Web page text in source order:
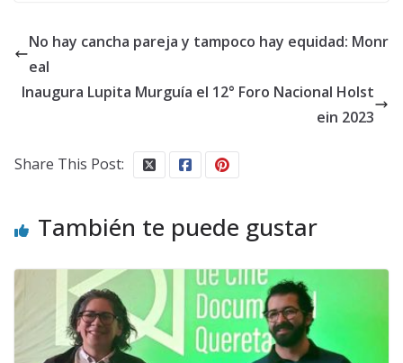
No hay cancha pareja y tampoco hay equidad: Monr
eal
Inaugura Lupita Murguía el 12° Foro Nacional Holst
ein 2023
Share This Post:
También te puede gustar